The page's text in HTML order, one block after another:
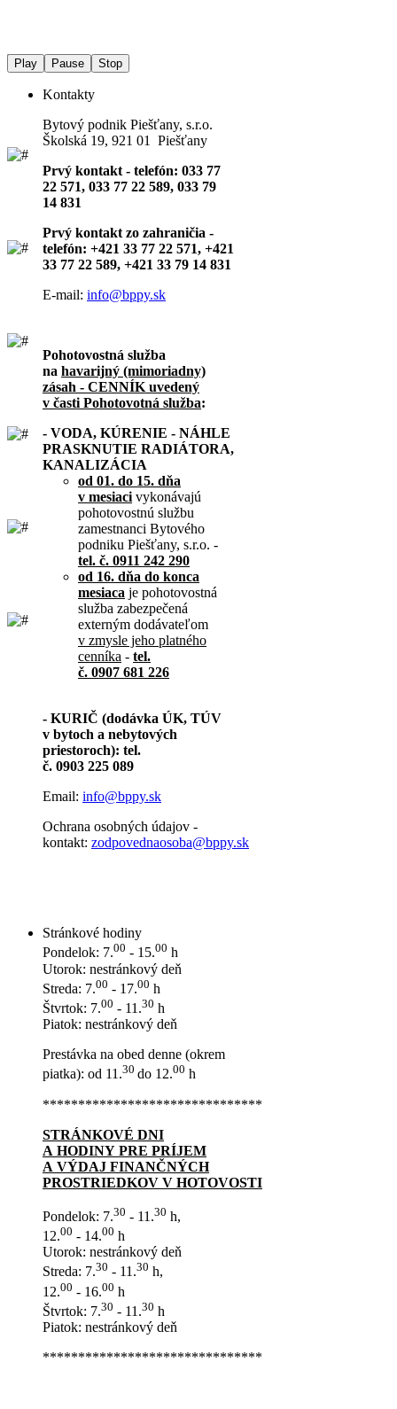
Play Pause Stop
Kontakty
Bytový podnik Piešťany, s.r.o.
Školská 19, 921 01 Piešťany
Prvý kontakt - telefón: 033 77
22 571, 033 77 22 589, 033 79
14 831
Prvý kontakt zo zahraničia -
telefón: +421 33 77 22 571, +421
33 77 22 589, +421 33 79 14 831
E-mail: info@bppy.sk
Pohotovostná služba
na havarijný (mimoriadny)
zásah - CENNÍK uvedený
v časti Pohotovotná služba:
- VODA, KÚRENIE - NÁHLE
PRASKNUTIE RADIÁTORA,
KANALIZÁCIA
od 01. do 15. dňa
v mesiaci vykonávajú
pohotovostnú službu
zamestnanci Bytového
podniku Piešťany, s.r.o. -
tel. č. 0911 242 290
od 16. dňa do konca
mesiaca je pohotovostná
služba zabezpečená
externým dodávateľom
v zmysle jeho platného
cenníka - tel.
č. 0907 681 226
- KURIČ (dodávka ÚK, TÚV
v bytoch a nebytových
priestoroch): tel.
č. 0903 225 089
Email: info@bppy.sk
Ochrana osobných údajov -
kontakt: zodpovednaosoba@bppy.sk
Stránkové hodiny
Pondelok: 7.00 - 15.00 h
Utorok: nestránkový deň
Streda: 7.00 - 17.00 h
Štvrtok: 7.00 - 11.30 h
Piatok: nestránkový deň
Prestávka na obed denne (okrem
piatka): od 11.30 do 12.00 h
*******************************
STRÁNKOVÉ DNI
A HODINY PRE PRÍJEM
A VÝDAJ FINANČNÝCH
PROSTRIEDKOV V HOTOVOSTI
Pondelok: 7.30 - 11.30 h,
12.00 - 14.00 h
Utorok: nestránkový deň
Streda: 7.30 - 11.30 h,
12.00 - 16.00 h
Štvrtok: 7.30 - 11.30 h
Piatok: nestránkový deň
*******************************